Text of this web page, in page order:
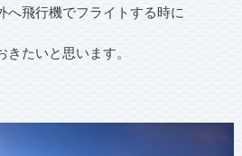
へ飛行機でフライトする時に
たいと思います。